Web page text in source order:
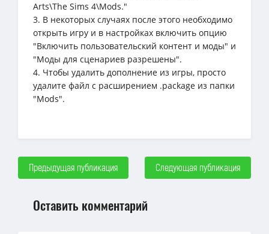
Arts\The Sims 4\Mods."
3. В некоторых случаях после этого необходимо
открыть игру и в настройках включить опцию
"Включить пользовательский контент и моды" и
"Моды для сценариев разрешены".
4. Чтобы удалить дополнение из игры, просто
удалите файл с расширением .package из папки
"Mods".
Предыдущая публикация Следующая публикация
Оставить комментарий